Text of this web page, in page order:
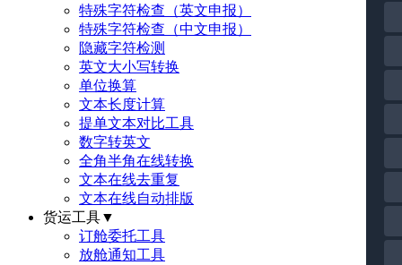
特殊字符检查（英文申报）
特殊字符检查（中文申报）
隐藏字符检测
英文大小写转换
单位换算
文本长度计算
提单文本对比工具
数字转英文
全角半角在线转换
文本在线去重复
文本在线自动排版
货运工具▼
订舱委托工具
放舱通知工具